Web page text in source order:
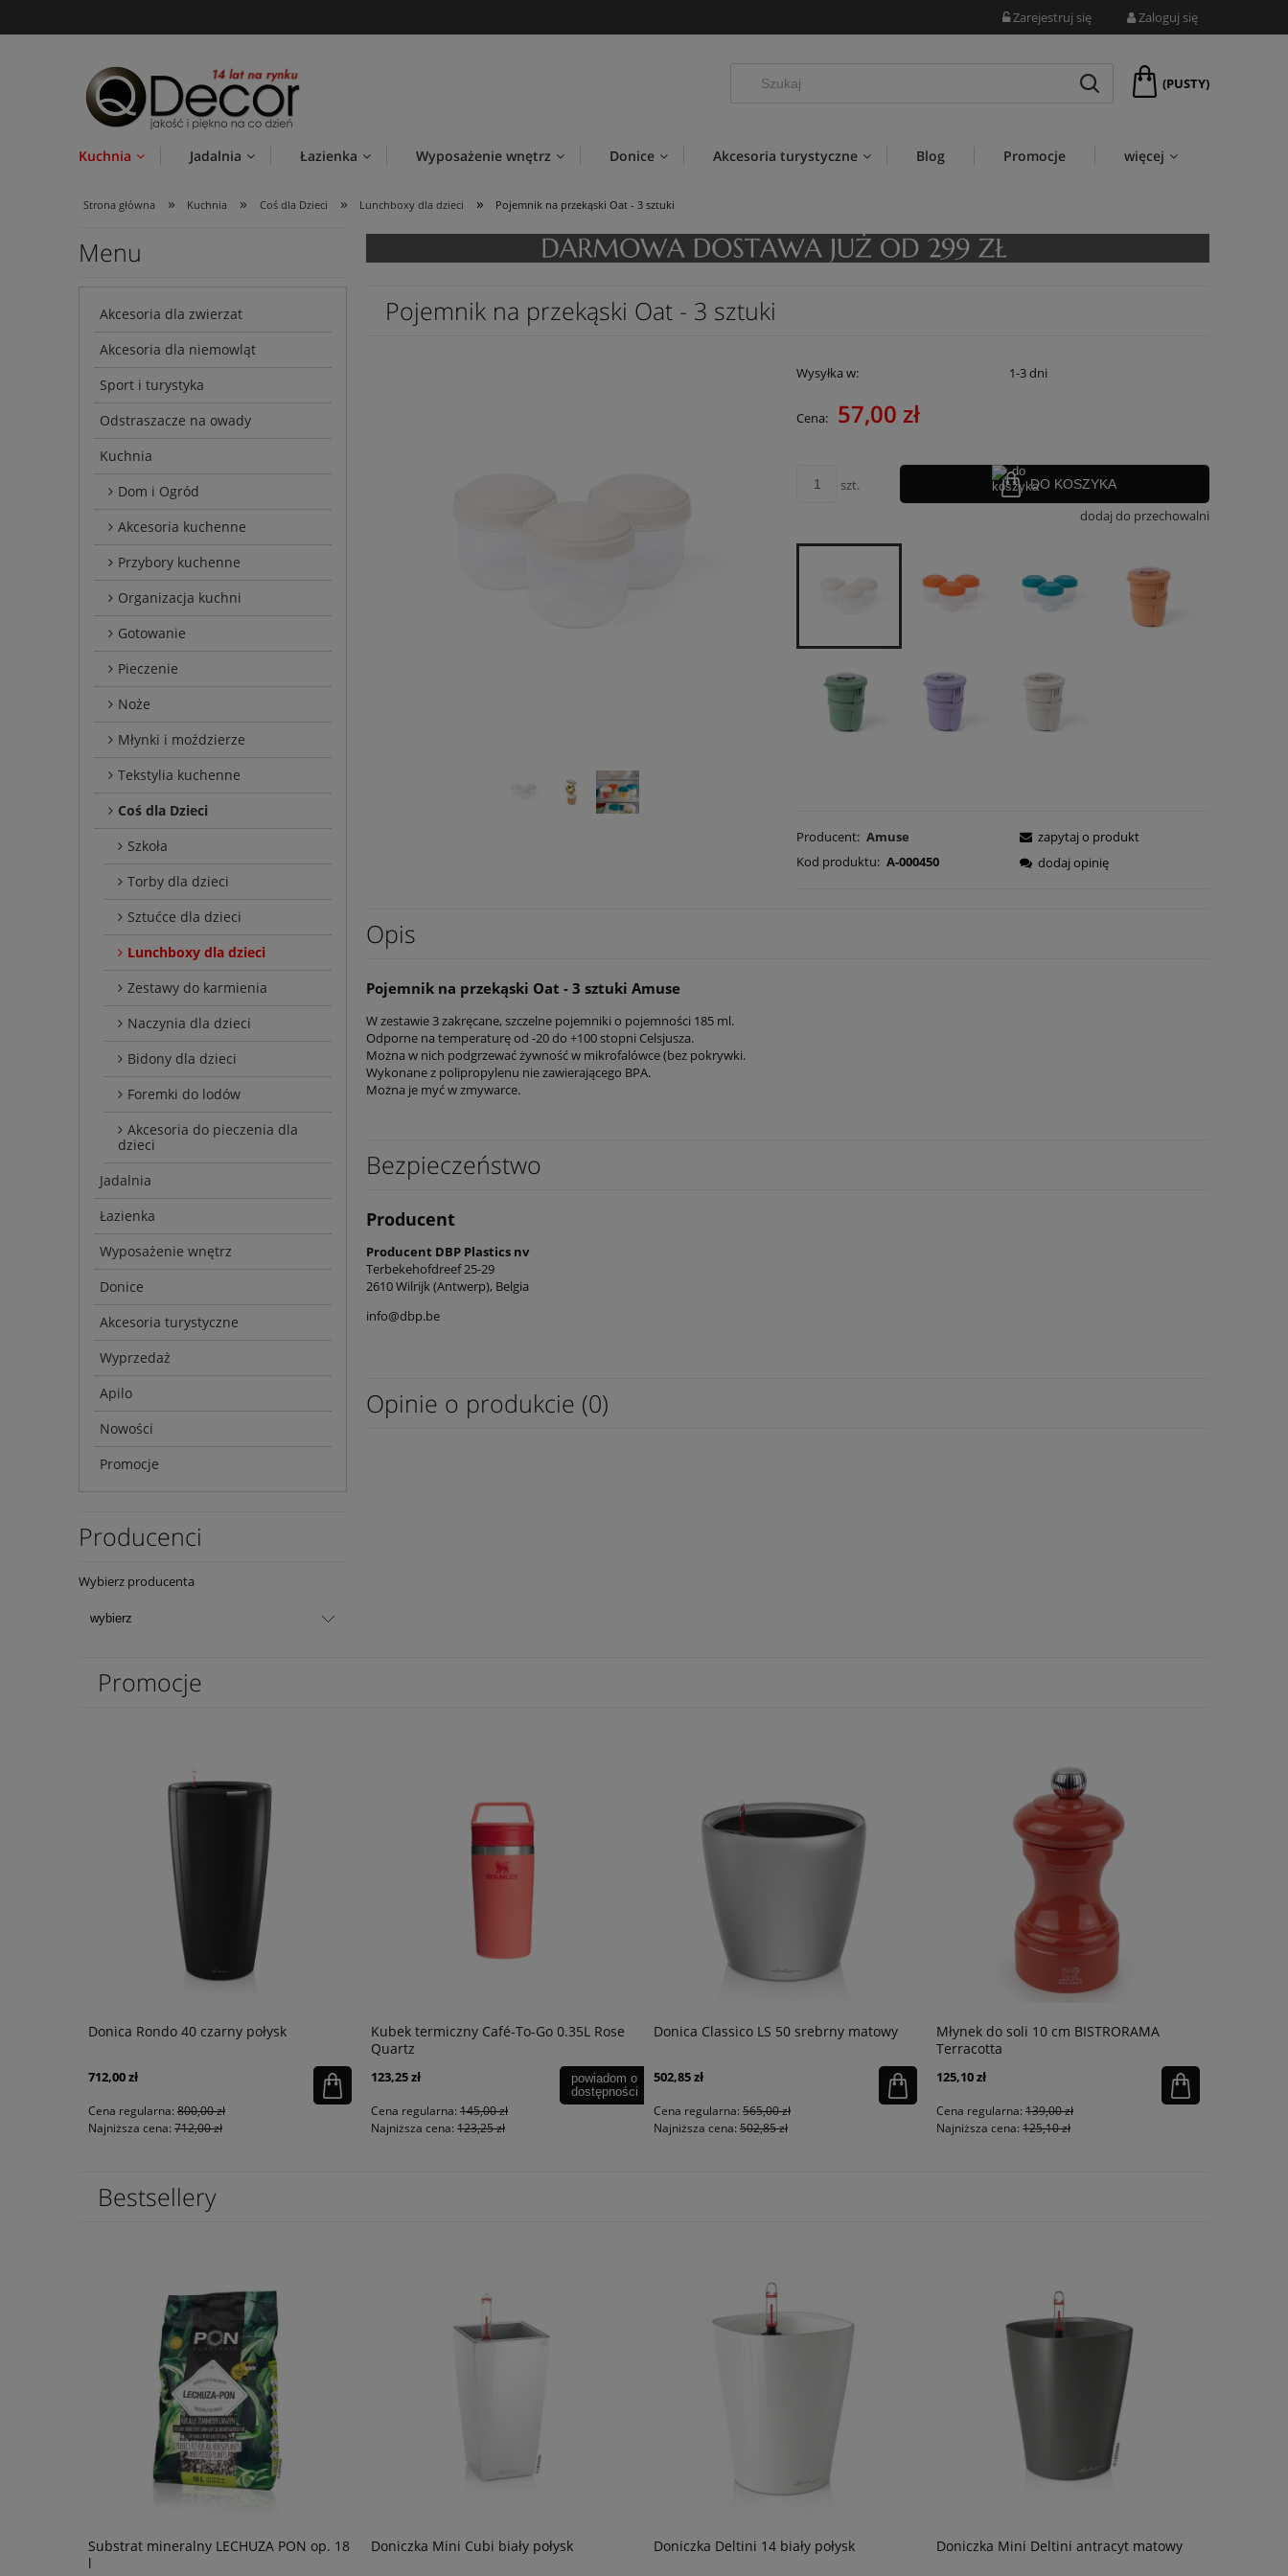
Zarejestruj się Zaloguj się
(PUSTY)
Kuchnia Jadalnia Łazienka Wyposażenie wnętrz Donice Akcesoria turystyczne Blog Promocje więcej
Strona główna » Kuchnia » Coś dla Dzieci » Lunchboxy dla dzieci » Pojemnik na przekąski Oat - 3 sztuki
Menu
Akcesoria dla zwierzat
Akcesoria dla niemowląt
Sport i turystyka
Odstraszacze na owady
Kuchnia
Dom i Ogród
Akcesoria kuchenne
Przybory kuchenne
Organizacja kuchni
Gotowanie
Pieczenie
Noże
Młynki i moździerze
Tekstylia kuchenne
Coś dla Dzieci
Szkoła
Torby dla dzieci
Sztućce dla dzieci
Lunchboxy dla dzieci
Zestawy do karmienia
Naczynia dla dzieci
Bidony dla dzieci
Foremki do lodów
Akcesoria do pieczenia dla
dzieci
Jadalnia
Łazienka
Wyposażenie wnętrz
Donice
Akcesoria turystyczne
Wyprzedaż
Apilo
Nowości
Promocje
Producenci
Wybierz producenta
Pojemnik na przekąski Oat - 3 sztuki
Wysyłka w: 1-3 dni
Cena: 57,00 zł
szt. DO KOSZYKA
dodaj do przechowalni
Producent: Amuse
Kod produktu: A-000450
zapytaj o produkt
dodaj opinię
Opis
Pojemnik na przekąski Oat - 3 sztuki Amuse
W zestawie 3 zakręcane, szczelne pojemniki o pojemności 185 ml.
Odporne na temperaturę od -20 do +100 stopni Celsjusza.
Można w nich podgrzewać żywność w mikrofalówce (bez pokrywki.
Wykonane z polipropylenu nie zawierającego BPA.
Można je myć w zmywarce.
Bezpieczeństwo
Producent
Producent DBP Plastics nv
Terbekehofdreef 25-29
2610 Wilrijk (Antwerp), Belgia
info@dbp.be
Opinie o produkcie (0)
Promocje
Donica Rondo 40 czarny połysk
712,00 zł
Cena regularna: 800,00 zł
Najniższa cena: 712,00 zł
Kubek termiczny Café-To-Go 0.35L Rose
Quartz
123,25 zł
Cena regularna: 145,00 zł
Najniższa cena: 123,25 zł
powiadom o
dostępności
Donica Classico LS 50 srebrny matowy
502,85 zł
Cena regularna: 565,00 zł
Najniższa cena: 502,85 zł
Młynek do soli 10 cm BISTRORAMA
Terracotta
125,10 zł
Cena regularna: 139,00 zł
Najniższa cena: 125,10 zł
Bestsellery
Substrat mineralny LECHUZA PON op. 18
l
Doniczka Mini Cubi biały połysk Doniczka Deltini 14 biały połysk Doniczka Mini Deltini antracyt matowy